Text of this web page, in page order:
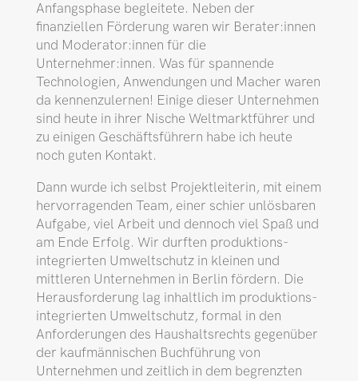
Anfangsphase begleitete. Neben der
finanziellen Förderung waren wir Berater:innen
und Moderator:innen für die
Unternehmer:innen. Was für spannende
Technologien, Anwendungen und Macher waren
da kennenzulernen! Einige dieser Unternehmen
sind heute in ihrer Nische Weltmarktführer und
zu einigen Geschäftsführern habe ich heute
noch guten Kontakt.
Dann wurde ich selbst Projektleiterin, mit einem
hervorragenden Team, einer schier unlösbaren
Aufgabe, viel Arbeit und dennoch viel Spaß und
am Ende Erfolg. Wir durften produktions­
integrierten Umweltschutz in kleinen und
mittleren Unternehmen in Berlin fördern. Die
Herausforderung lag inhaltlich im produktions­
integrierten Umweltschutz, formal in den
Anforderungen des Haushaltsrechts gegenüber
der kaufmännischen Buchführung von
Unternehmen und zeitlich in dem begrenzten